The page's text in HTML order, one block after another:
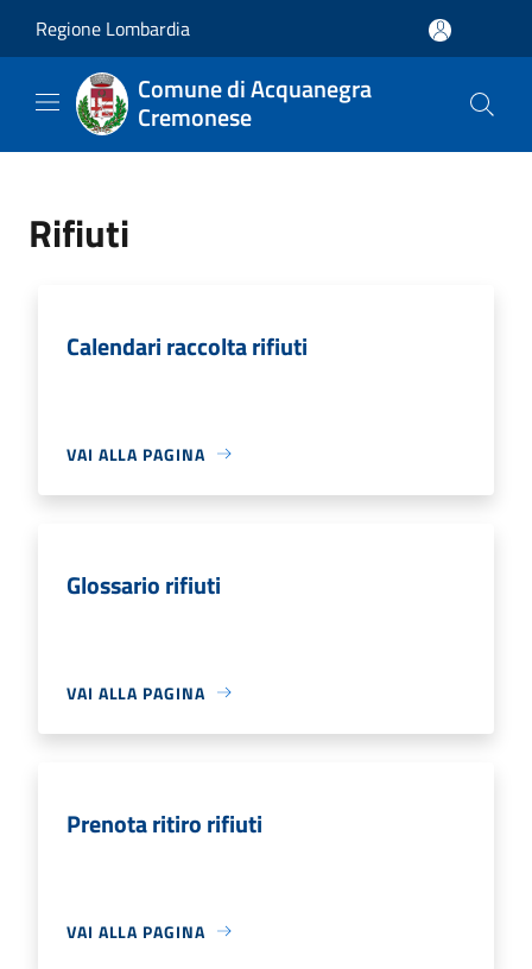
Regione Lombardia
Comune di Acquanegra
Cremonese
Rifiuti
Calendari raccolta rifiuti
VAI ALLA PAGINA
Glossario rifiuti
VAI ALLA PAGINA
Prenota ritiro rifiuti
VAI ALLA PAGINA